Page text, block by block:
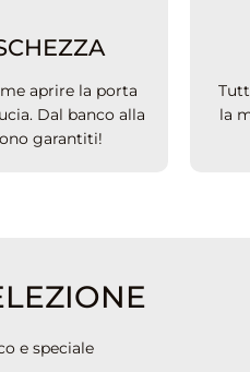
aprire la porta
Dal banco alla
garantiti!
la
e speciale